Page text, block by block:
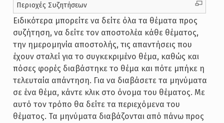
Περιοχές Συζητήσεων
Ειδικότερα μπορείτε να δείτε όλα τα θέματα προς
συζήτηση, να δείτε τον αποστολέα κάθε θέματος,
την ημερομηνία αποστολής, τις απαντήσεις που
έχουν σταλεί για το συγκεκριμένο θέμα, καθώς και
πόσες φορές διαβάστηκε το θέμα και πότε μπήκε η
τελευταία απάντηση. Για να διαβάσετε τα μηνύματα
σε ένα θέμα, κάντε κλικ στο όνομα του θέματος. Με
αυτό τον τρόπο θα δείτε τα περιεχόμενα του
θέματος. Τα μηνύματα διαβάζονται από πάνω προς